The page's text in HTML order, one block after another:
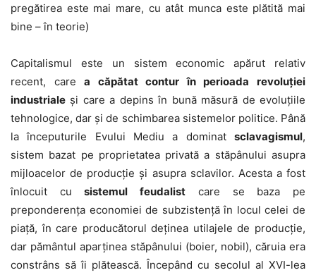
pregătirea este mai mare, cu atât munca este plătită mai
bine – în teorie)
Capitalismul este un sistem economic apărut relativ
recent, carea căpătat contur în perioada revoluției
industriale și care a depins în bună măsură de evoluțiile
tehnologice, dar și de schimbarea sistemelor politice. Până
la începuturile Evului Mediu a dominat sclavagismul,
sistem bazat pe proprietatea privată a stăpânului asupra
mijloacelor de producție și asupra sclavilor. Acesta a fost
înlocuit cusistemul feudalist care se baza pe
preponderența economiei de subzistență în locul celei de
piață, în care producătorul deținea utilajele de producție,
dar pământul aparținea stăpânului (boier, nobil), căruia era
constrâns să îi plătească. Începând cu secolul al XVI-lea